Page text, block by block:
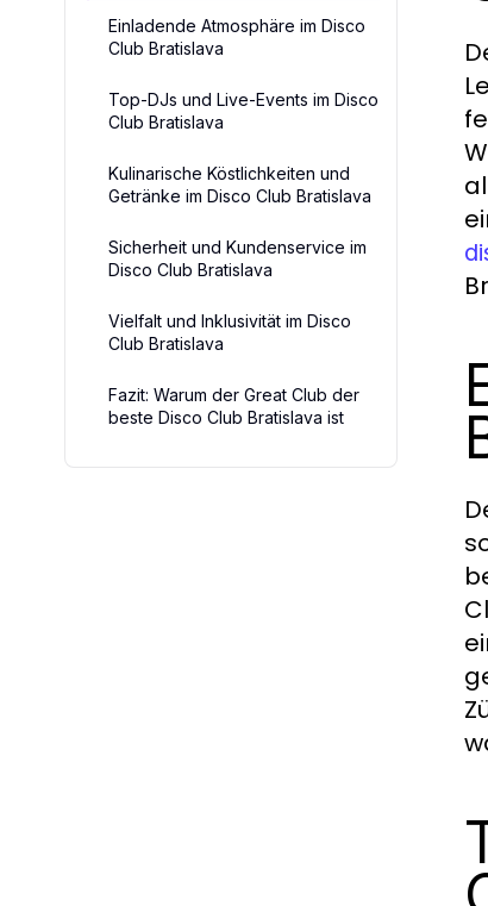
Einladende Atmosphäre im Disco
Club Bratislava
Top-DJs und Live-Events im Disco
Club Bratislava
Kulinarische Köstlichkeiten und
Getränke im Disco Club Bratislava
Sicherheit und Kundenservice im
Disco Club Bratislava
Vielfalt und Inklusivität im Disco
Club Bratislava
Fazit: Warum der Great Club der
beste Disco Club Bratislava ist